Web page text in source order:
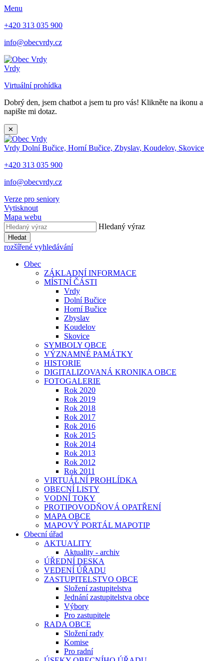
Menu
+420 313 035 900
info@obecvrdy.cz
Vrdy
Virtuální prohídka
Dobrý den, jsem chatbot a jsem tu pro vás! Klikněte na ikonu a
napište mi dotaz.
✕
Vrdy Dolní Bučice, Horní Bučice, Zbyslav, Koudelov, Skovice
+420 313 035 900
info@obecvrdy.cz
Verze pro seniory
Vytisknout
Mapa webu
Hledaný výraz
Hledat
rozšířené vyhledávání
Obec
ZÁKLADNÍ INFORMACE
MÍSTNÍ ČÁSTI
Vrdy
Dolní Bučice
Horní Bučice
Zbyslav
Koudelov
Skovice
SYMBOLY OBCE
VÝZNAMNÉ PAMÁTKY
HISTORIE
DIGITALIZOVANÁ KRONIKA OBCE
FOTOGALERIE
Rok 2020
Rok 2019
Rok 2018
Rok 2017
Rok 2016
Rok 2015
Rok 2014
Rok 2013
Rok 2012
Rok 2011
VIRTUÁLNÍ PROHLÍDKA
OBECNÍ LISTY
VODNÍ TOKY
PROTIPOVODŇOVÁ OPATŘENÍ
MAPA OBCE
MAPOVÝ PORTÁL MAPOTIP
Obecní úřad
AKTUALITY
Aktuality - archiv
ÚŘEDNÍ DESKA
VEDENÍ ÚŘADU
ZASTUPITELSTVO OBCE
Složení zastupitelstva
Jednání zastupitelstva obce
Výbory
Pro zastupitele
RADA OBCE
Složení rady
Komise
Pro radní